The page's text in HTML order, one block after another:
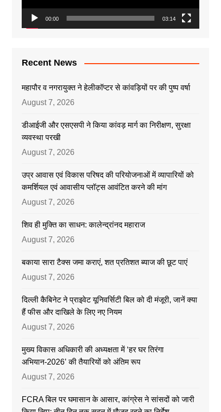
00:00 03:14
Recent News
महापौर व नगरायुक्त ने हेलीकॉप्टर से कांवड़ियों पर की पुष्प वर्षा
August 7, 2026
डीआईजी और एसएसपी ने किया कांवड़ मार्ग का निरीक्षण, सुरक्षा
व्यवस्था परखी
August 7, 2026
उप्र आवास एवं विकास परिषद की परियोजनाओं में व्यापारियों को
कमर्शियल एवं आवासीय प्लॉट्स आवंटित करने की मांग
August 7, 2026
शिव ही मुक्ति का साधन: कालेन्द्रांनद महाराज
August 7, 2026
बकाया सारा टैक्स जमा कराएं, शत प्रतिशत ब्याज की छूट पाएं
August 7, 2026
दिल्ली कैबिनेट ने प्राइवेट यूनिवर्सिटी बिल को दी मंजूरी, जानें क्या
हैं फीस और दाखिले के लिए नए नियम
August 7, 2026
मुख्य विकास अधिकारी की अध्यक्षता में ‘हर घर तिरंगा
अभियान-2026’ की तैयारियों को अंतिम रूप
August 7, 2026
FCRA बिल पर घमासान के आसार, कांग्रेस ने सांसदों को जारी